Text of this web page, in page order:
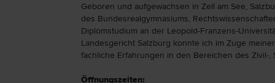
Geboren und aufgewachsen in Zell am See,
des Bundesrealgymnasiums,
Diplomstudium an der Leopold-Franzens-
Landesgericht Salzburg konnte ich im Zuge
fachliche Erfahrungen in den Bereichen des Zivil-,
Öffnungszeiten: